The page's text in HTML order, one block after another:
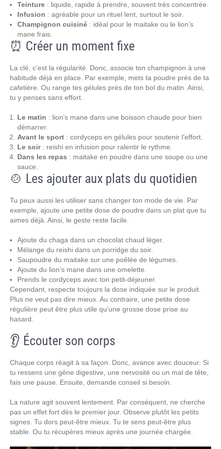
Teinture : liquide, rapide à prendre, souvent très concentrée.
Infusion : agréable pour un rituel lent, surtout le soir.
Champignon cuisiné : idéal pour le maitake ou le lion’s
mane frais.
⏰ Créer un moment fixe
La clé, c’est la régularité. Donc, associe ton champignon à une
habitude déjà en place. Par exemple, mets ta poudre près de ta
cafetière. Ou range tes gélules près de ton bol du matin. Ainsi,
tu y penses sans effort.
Le matin : lion’s mane dans une boisson chaude pour bien
démarrer.
Avant le sport : cordyceps en gélules pour soutenir l’effort.
Le soir: reishi en infusion pour ralentir le rythme.
Dans les repas : maitake en poudre dans une soupe ou une
sauce.
🍲 Les ajouter aux plats du quotidien
Tu peux aussi les utiliser sans changer ton mode de vie. Par
exemple, ajoute une petite dose de poudre dans un plat que tu
aimes déjà. Ainsi, le geste reste facile.
Ajoute du chaga dans un chocolat chaud léger.
Mélange du reishi dans un porridge du soir.
Saupoudre du maitake sur une poêlée de légumes.
Ajoute du lion’s mane dans une omelette.
Prends le cordyceps avec ton petit-déjeuner.
Cependant, respecte toujours la dose indiquée sur le produit.
Plus ne veut pas dire mieux. Au contraire, une petite dose
régulière peut être plus utile qu’une grosse dose prise au
hasard.
👂 Écouter son corps
Chaque corps réagit à sa façon. Donc, avance avec douceur. Si
tu ressens une gêne digestive, une nervosité ou un mal de tête,
fais une pause. Ensuite, demande conseil si besoin.
La nature agit souvent lentement. Par conséquent, ne cherche
pas un effet fort dès le premier jour. Observe plutôt les petits
signes. Tu dors peut-être mieux. Tu te sens peut-être plus
stable. Ou tu récupères mieux après une journée chargée.